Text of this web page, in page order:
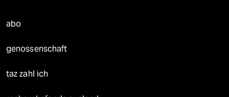
abo
genossenschaft
taz zahl ich